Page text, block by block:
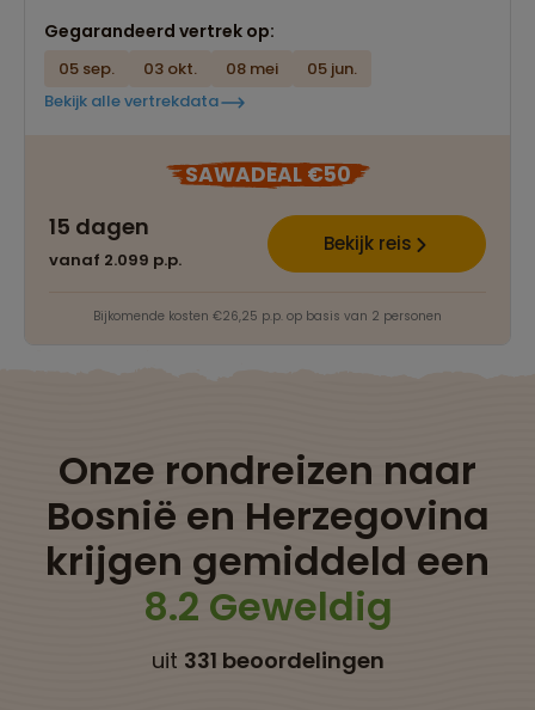
Gegarandeerd vertrek op:
05 sep. 03 okt. 08 mei
05 jun.
Bekijk alle vertrekdata
SAWADEAL €50
15 dagen
vanaf 2.099 p.p.
Bekijk reis
Bijkomende kosten €26,25 p.p. op basis van 2 personen
Onze rondreizen naar
Bosnië en Herzegovina
krijgen gemiddeld een
8.2 Geweldig
uit 331 beoordelingen